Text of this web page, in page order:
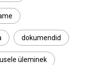
dokumendid
üleminek